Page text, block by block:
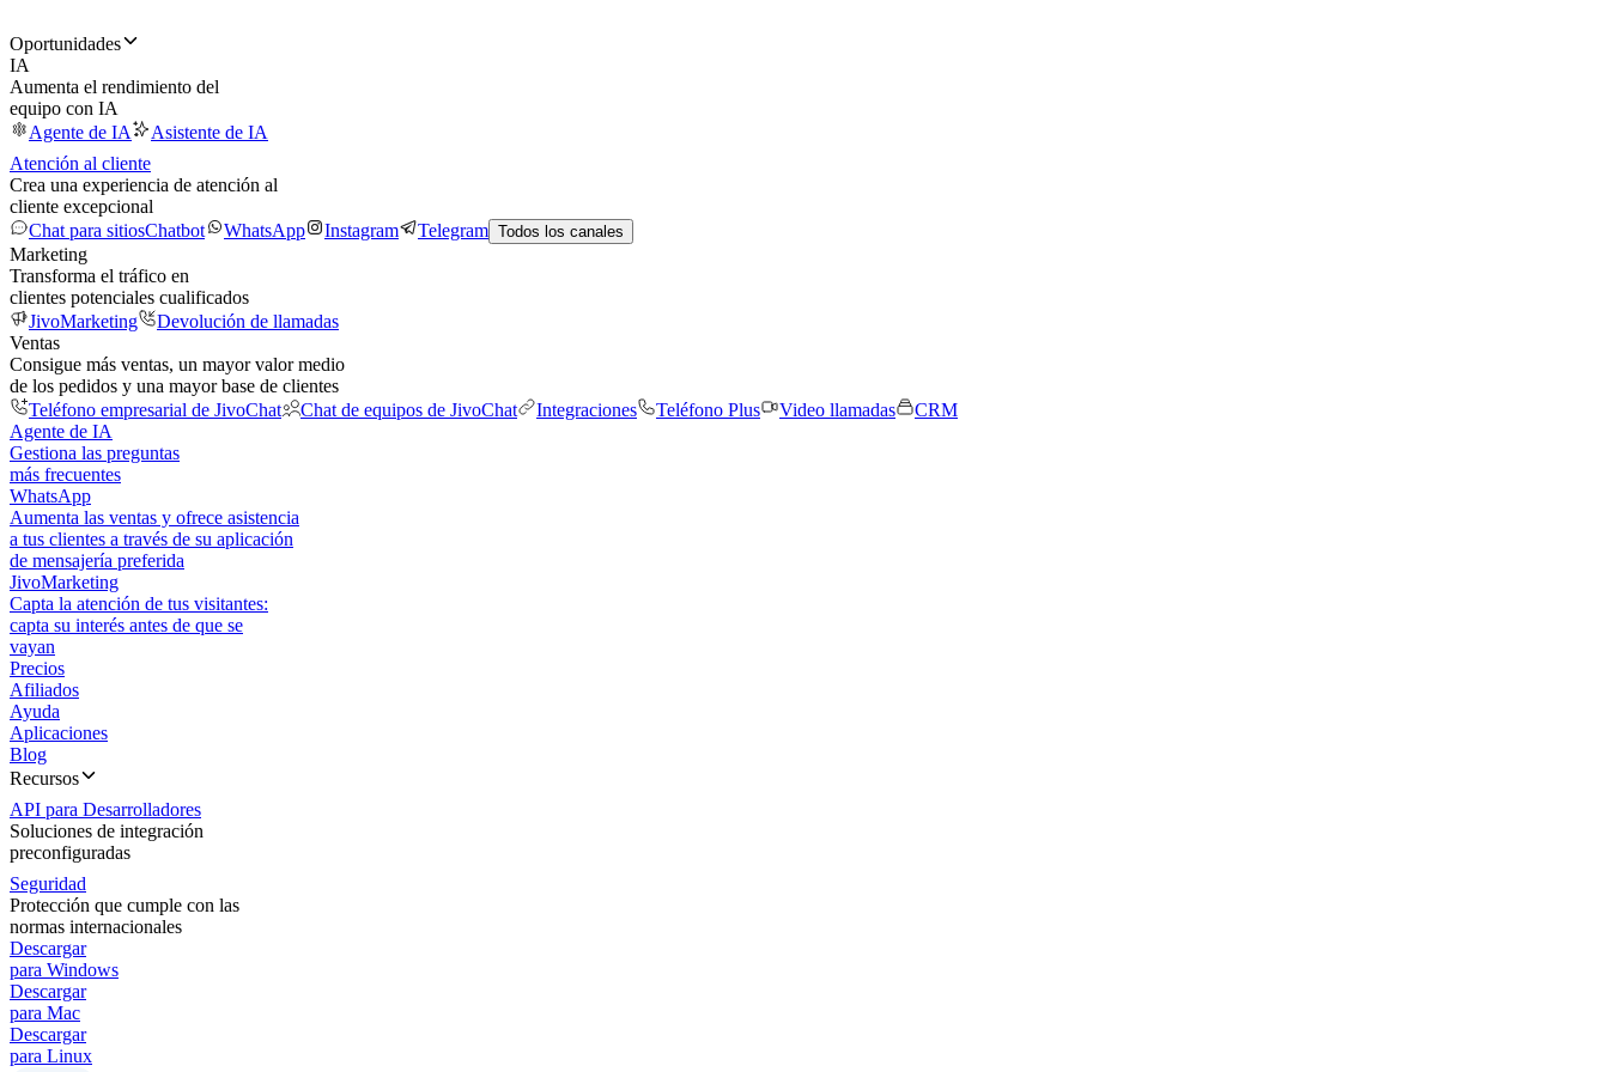
Oportunidades
IA
Aumenta el rendimiento del
equipo con IA
Agente de IA
Asistente de IA
Atención al cliente
Crea una experiencia de atención al
cliente excepcional
Chat para sitiosChatbot WhatsApp Instagram Telegram Todos los canales
Marketing
Transforma el tráfico en
clientes potenciales cualificados
JivoMarketing
Devolución de llamadas
Ventas
Consigue más ventas, un mayor valor medio
de los pedidos y una mayor base de clientes
Teléfono empresarial de JivoChat
Chat de equipos de JivoChat Integraciones Teléfono Plus Video llamadas
CRM
Agente de IA
Gestiona las preguntas
más frecuentes
WhatsApp
Aumenta las ventas y ofrece asistencia
a tus clientes a través de su aplicación
de mensajería preferida
JivoMarketing
Capta la atención de tus visitantes:
capta su interés antes de que se
vayan
Precios
Afiliados
Ayuda
Aplicaciones
Blog
Recursos
API para Desarrolladores
Soluciones de integración
preconfiguradas
Seguridad
Protección que cumple con las
normas internacionales
Descargar
para Windows
Descargar
para Mac
Descargar
para Linux